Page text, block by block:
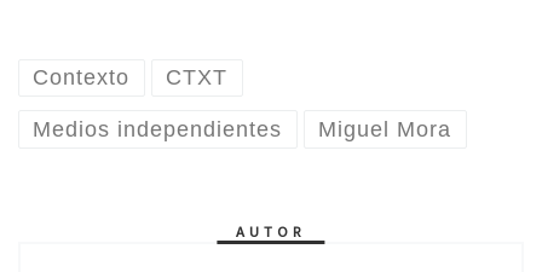
Contexto CTXT
Medios independientes Miguel Mora
AUTOR